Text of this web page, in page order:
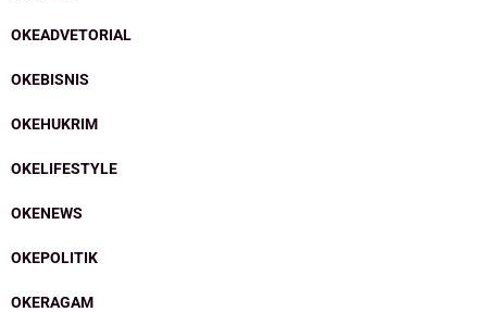
OKEADVETORIAL
OKEBISNIS
OKEHUKRIM
OKELIFESTYLE
OKENEWS
OKEPOLITIK
OKERAGAM